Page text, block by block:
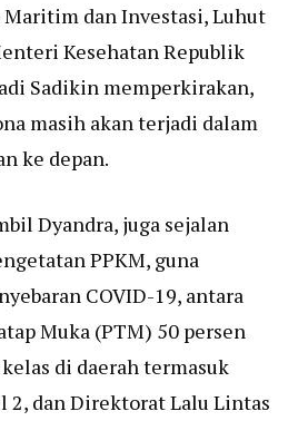
dan Investasi, Luhut
Kesehatan Republik
Sadikin memperkirakan,
masih akan terjadi dalam
ke depan.
Dyandra, juga sejalan
PPKM, guna
COVID-19, antara
Muka (PTM) 50 persen
di daerah termasuk
2, dan Direktorat Lalu Lintas